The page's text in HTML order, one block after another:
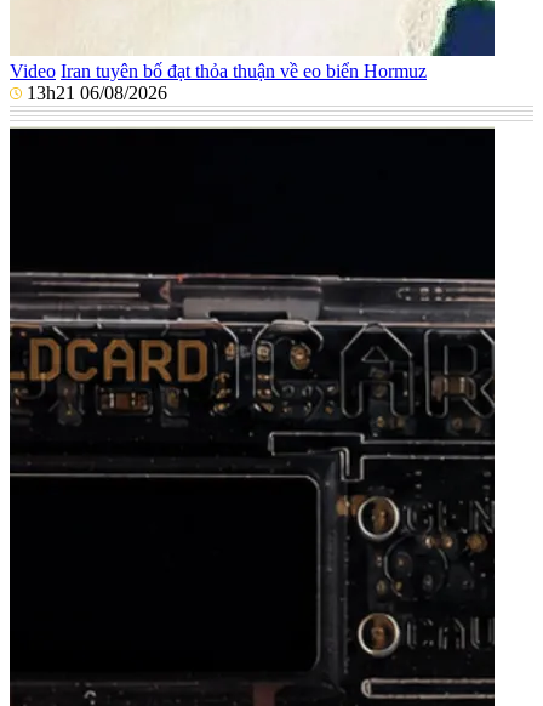
Video Iran tuyên bố đạt thỏa thuận về eo biển Hormuz
13h21 06/08/2026